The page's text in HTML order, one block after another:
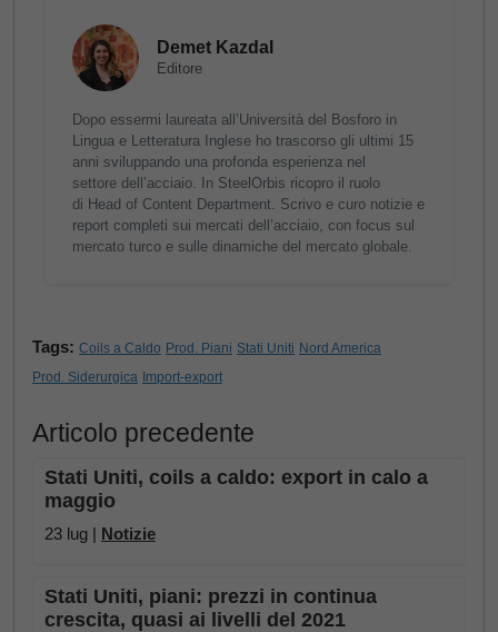
Demet Kazdal
Editore
Dopo essermi laureata all’Università del Bosforo in
Lingua e Letteratura Inglese ho trascorso gli ultimi 15
anni sviluppando una profonda esperienza nel
settore dell’acciaio. In SteelOrbis ricopro il ruolo
di Head of Content Department. Scrivo e curo notizie e
report completi sui mercati dell’acciaio, con focus sul
mercato turco e sulle dinamiche del mercato globale.
Tags: Coils a Caldo Prod. Piani Stati Uniti Nord America
Prod. Siderurgica Import-export
Articolo precedente
Stati Uniti, coils a caldo: export in calo a
maggio
23 lug | Notizie
Stati Uniti, piani: prezzi in continua
crescita, quasi ai livelli del 2021